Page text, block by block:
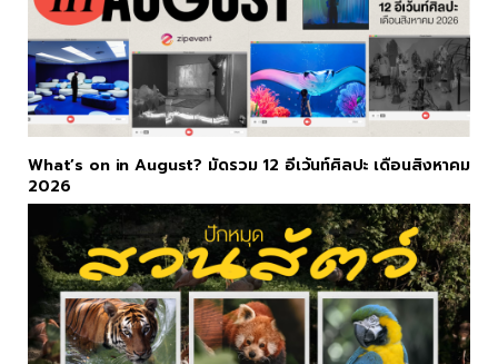
What’s on in August? มัดรวม 12 อีเว้นท์ศิลปะ เดือนสิงหาคม
2026